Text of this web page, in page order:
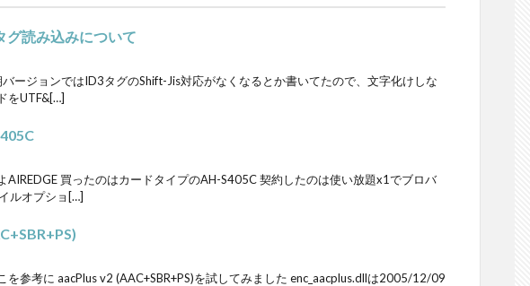
グ読み込みについて
ージョンではID3タグのShift-Jis対応がなくなるとか書いてたので、文字化けしな
をUTF&[…]
AIREDGE 買ったのはカードタイプのAH-S405C 契約したのは使い放題x1でブロバ
ルオプショ[…]
を参考に aacPlus v2 (AAC+SBR+PS)を試してみました enc_aacplus.dllは2005/12/09